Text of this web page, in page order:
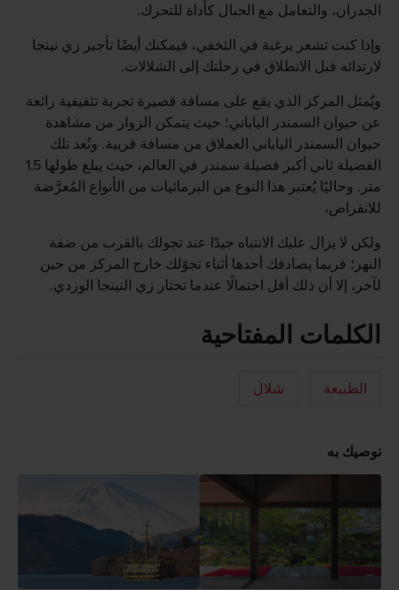
الجدران، والتعامل مع الحبال كأداة للتحرك.
وإذا كنت تشعر برغبة في التخفي، فيمكنك أيضًا تأجير زي نينجا
لارتدائه قبل الانطلاق في رحلتك إلى الشلالات.
ويُمثل المركز الذي يقع على مسافة قصيرة تجربة تثقيفية رائعة
عن حيوان السمندر الياباني؛ حيث يتمكن الزوار من مشاهدة
حيوان السمندر الياباني العملاق من مسافة قريبة. وتُعد تلك
الفصيلة ثاني أكبر فصيلة سمندر في العالم، حيث يبلغ طولها 1.5
متر. وحاليًا يُعتبر هذا النوع من البرمائيات من الأنواع المُعرَّضة
للانقراض،
ولكن لا يزال عليك الانتباه جيدًا عند تجولك بالقرب من ضفة
النهر؛ فربما يصادفك أحدها أثناء تجوّلك خارج المركز من حين
لآخر، إلا أن ذلك أقل احتمالًا عندما تختار زي النينجا الوردي.
الكلمات المفتاحية
الطبيعة شلال
نوصيك به